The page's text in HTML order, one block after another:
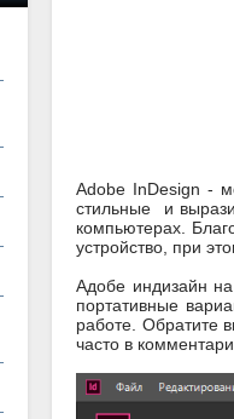
Adobe InDesign -
стильные и
компьютерах.
устройство, при
Aдобе индизайн
портативные
работе. Обратите
часто в